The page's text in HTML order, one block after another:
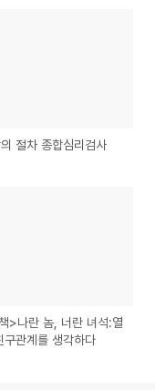
절차 종합심리검사
>나란 놈, 너란 녀석:열
구관계를 생각하다